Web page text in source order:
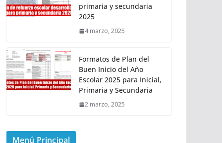
primaria y secundaria
2025
4 marzo, 2025
Formatos de Plan del
Buen Inicio del Año
Escolar 2025 para Inicial,
Primaria y Secundaria
2 marzo, 2025
Menú Principal